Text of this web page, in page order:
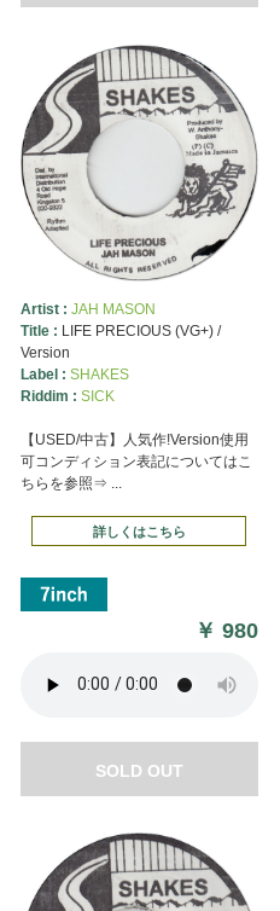
Artist : JAH MASON
Title : LIFE PRECIOUS (VG+) /
Version
Label : SHAKES
Riddim : SICK
【USED/中古】人気作!Version使用
可コンディション表記についてはこ
ちらを参照⇒ ...
詳しくはこちら
￥980
SOLD OUT